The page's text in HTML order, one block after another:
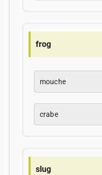
frog
mouche
crabe
slug